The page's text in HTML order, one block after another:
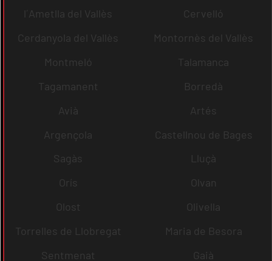
l´Ametlla del Vallès
Cervelló
Cerdanyola del Vallès
Montornès del Vallès
Montmeló
Talamanca
Tagamanent
Borredà
Avià
Artés
Argençola
Castellnou de Bages
Sagàs
Lluçà
Orís
Olvan
Olost
Olivella
Torrelles de Llobregat
Maria de Besora
Sentmenat
Gaià